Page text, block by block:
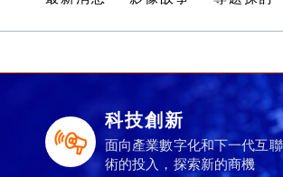
科技創新
面向產業數字化和下一代互
術的投入，探索新的商機